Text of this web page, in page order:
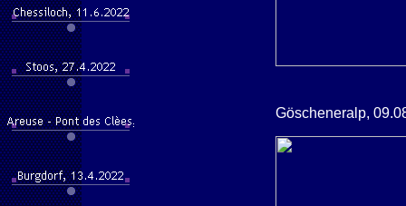
Göscheneralp,